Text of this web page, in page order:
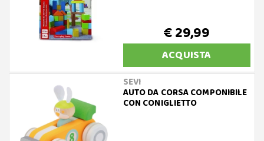
€ 29,99
ACQUISTA
SEVI
AUTO DA CORSA COMPONIBILE
CON CONIGLIETTO